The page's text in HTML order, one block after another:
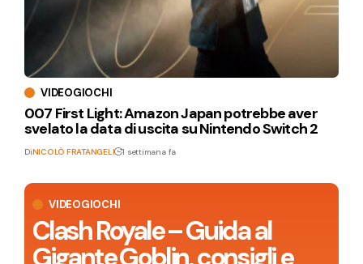
VIDEOGIOCHI
Clash Royale – Guida al
VIDEOGIOCHI
007 First Light: Amazon Japan potrebbe aver
svelato la data di uscita su Nintendo Switch 2
DiNICOLÒ FRATANGELI 1 settimana fa